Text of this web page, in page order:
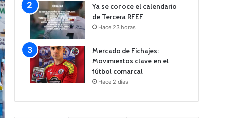
Ya se conoce el calendario
de Tercera RFEF
Hace 23 horas
Mercado de Fichajes:
Movimientos clave en el
fútbol comarcal
Hace 2 días